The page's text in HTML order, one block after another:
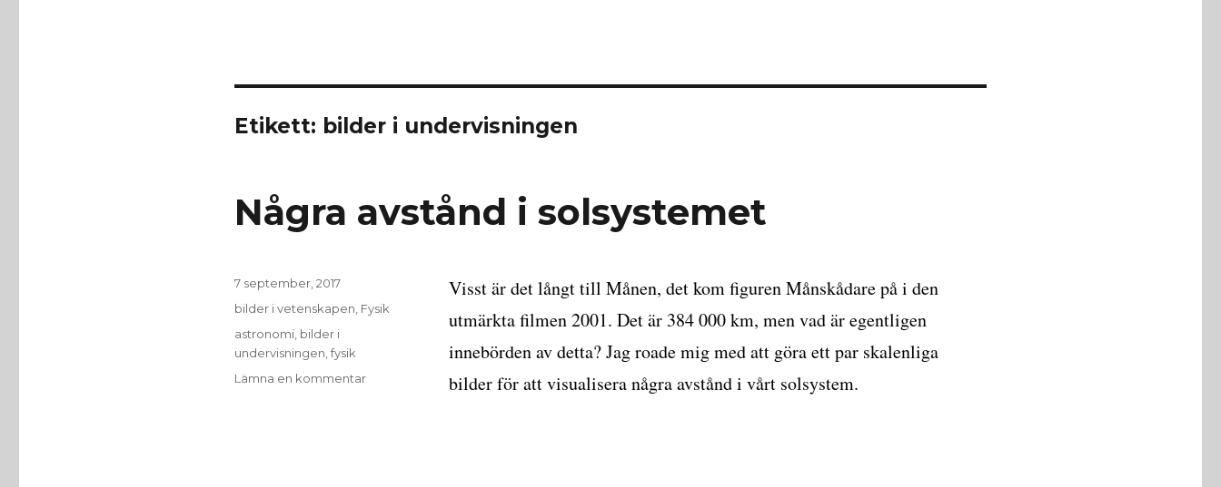
Etikett: bilder i undervisningen
Några avstånd i solsystemet
Visst är det långt till Månen, det kom figuren Månskådare på i den
utmärkta filmen 2001. Det är 384 000 km, men vad är egentligen
innebörden av detta? Jag roade mig med att göra ett par skalenliga
bilder för att visualisera några avstånd i vårt solsystem.
Publicerat
den
7 september, 2017
Kategorier
bilder i vetenskapen Fysik
Etiketter
astronomi, bilder i
undervisningen fysik
Lämna en kommentartill